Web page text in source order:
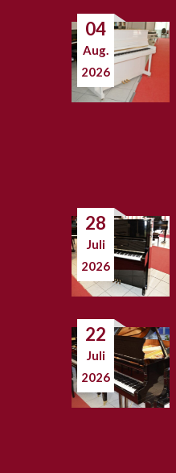
04
Aug.
2026
28
Juli
2026
22
Juli
2026